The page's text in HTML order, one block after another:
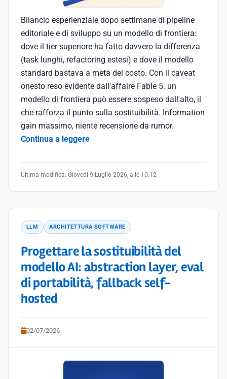
Bilancio esperienziale dopo settimane di pipeline
editoriale e di sviluppo su un modello di frontiera:
dove il tier superiore ha fatto davvero la differenza
(task lunghi, refactoring estesi) e dove il modello
standard bastava a metà del costo. Con il caveat
onesto reso evidente dall'affaire Fable 5: un
modello di frontiera può essere sospeso dall'alto, il
che rafforza il punto sulla sostituibilità. Information
gain massimo, niente recensione da rumor.
Continua a leggere
Ultima modifica: Giovedì 9 Luglio 2026, alle 10:12
LLM ARCHITETTURA SOFTWARE
Progettare la sostituibilità del
modello AI: abstraction layer, eval
di portabilità, fallback self-
hosted
02/07/2026